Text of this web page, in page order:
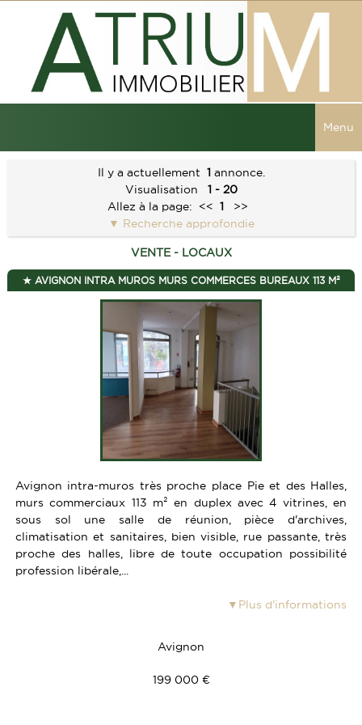
Menu
TOUTES LES VENTES
APPARTEMENTS
FONDS DE COMMERCE
PARKING-GARAGE
INVESTISSEURS
LOCATIONS
TOUTES LES LOCATIONS
RECHERCHER
VENDRE UN BIEN
Il y a actuellement 1 annonce.
Visualisation
1 - 20
Allez à la page: << 1
>>
Recherche approfondie
VENTE - LOCAUX
AVIGNON INTRA MUROS MURS COMMERCES BUREAUX 113 M²
Avignon intra-muros très proche place Pie et des Halles,
murs commerciaux 113 m² en duplex avec 4 vitrines, en
sous sol une salle de réunion, pièce d'archives,
climatisation et sanitaires, bien visible, rue passante, très
proche des halles, libre de toute occupation possibilité
profession libérale,...
Plus d'informations
Avignon
199 000 €